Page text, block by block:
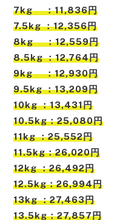
7kg ：11,836円
7.5kg ：12,356円
8kg ：12,559円
8.5kg ：12,764円
9kg ：12,930円
9.5kg ：13,209円
10kg ：13,431円
10.5kg：25,080円
11kg ：25,552円
11.5kg：26,020円
12kg ：26,492円
12.5kg：26,994円
13kg ：27,463円
13.5kg：27,857円